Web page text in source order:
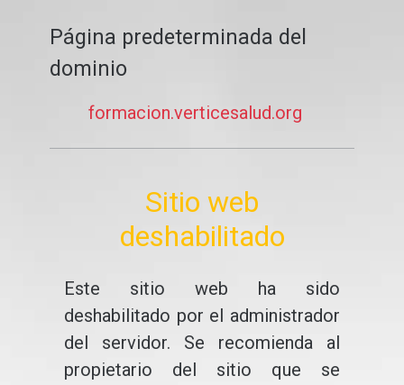
Página predeterminada del
dominio
formacion.verticesalud.org
Sitio web
deshabilitado
Este sitio web ha sido
deshabilitado por el administrador
del servidor. Se recomienda al
propietario del sitio que se